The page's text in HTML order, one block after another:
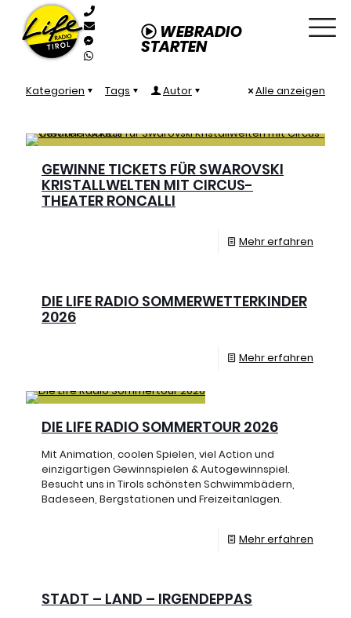
WEBRADIO
STARTEN
Kategorien Tags Autor Alle anzeigen
GEWINNE TICKETS FÜR SWAROVSKI
KRISTALLWELTEN MIT CIRCUS-
THEATER RONCALLI
Mehr erfahren
DIE LIFE RADIO SOMMERWETTERKINDER
2026
Mehr erfahren
DIE LIFE RADIO SOMMERTOUR 2026
Mit Animation, coolen Spielen, viel Action und
einzigartigen Gewinnspielen & Autogewinnspiel.
Besucht uns in Tirols schönsten Schwimmbädern,
Badeseen, Bergstationen und Freizeitanlagen.
Mehr erfahren
STADT – LAND – IRGENDEPPAS